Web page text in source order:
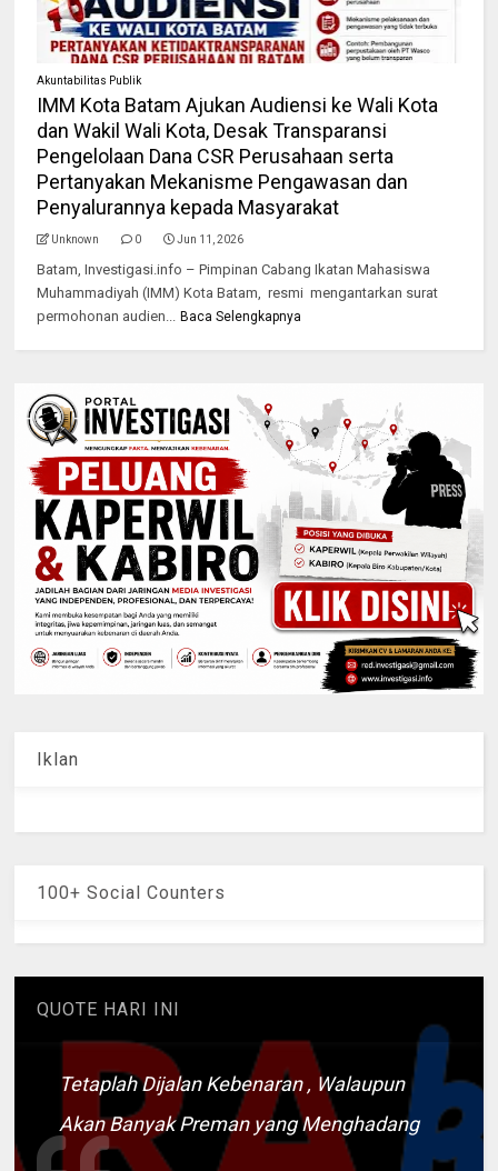
Akuntabilitas Publik
IMM Kota Batam Ajukan Audiensi ke Wali Kota
dan Wakil Wali Kota, Desak Transparansi
Pengelolaan Dana CSR Perusahaan serta
Pertanyakan Mekanisme Pengawasan dan
Penyalurannya kepada Masyarakat
Unknown 0 Jun 11, 2026
‎Batam, Investigasi.info – Pimpinan Cabang Ikatan Mahasiswa
Muhammadiyah (IMM) Kota Batam, resmi mengantarkan surat
permohonan audien...
Baca Selengkapnya
Iklan
100+ Social Counters
QUOTE HARI INI
Tetaplah Dijalan Kebenaran , Walaupun
Akan Banyak Preman yang Menghadang